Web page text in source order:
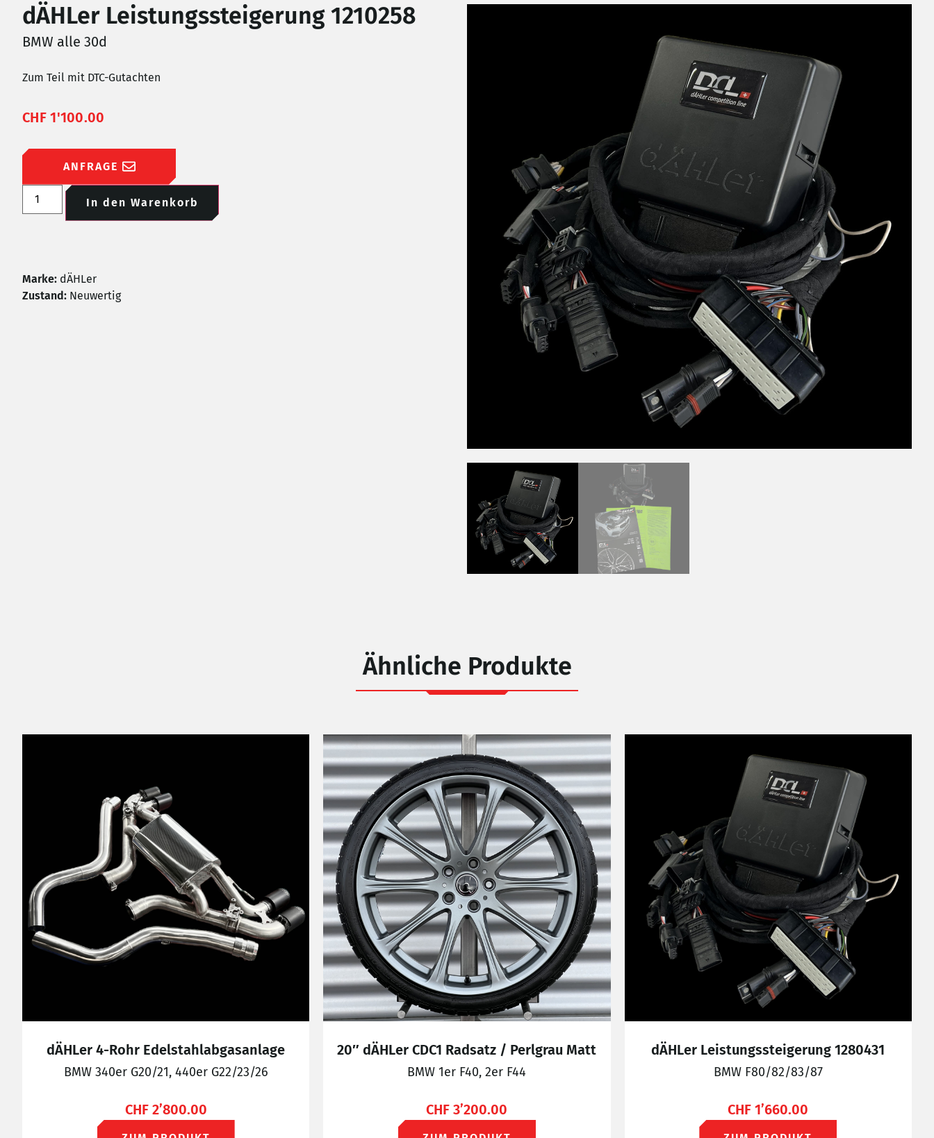
dÄHLer Leistungssteigerung 1210258
BMW alle 30d
Zum Teil mit DTC-Gutachten
CHF1'100.00
ANFRAGE
In den Warenkorb
Marke: dÄHLer
Zustand: Neuwertig
Ähnliche Produkte
dÄHLer 4-Rohr Edelstahlabgasanlage
BMW 340er G20/21, 440er G22/23/26
CHF2’800.00
20″ dÄHLer CDC1 Radsatz / Perlgrau Matt
BMW 1er F40, 2er F44
CHF 3’200.00
dÄHLer Leistungssteigerung 1280431
BMW F80/82/83/87
CHF 1’660.00